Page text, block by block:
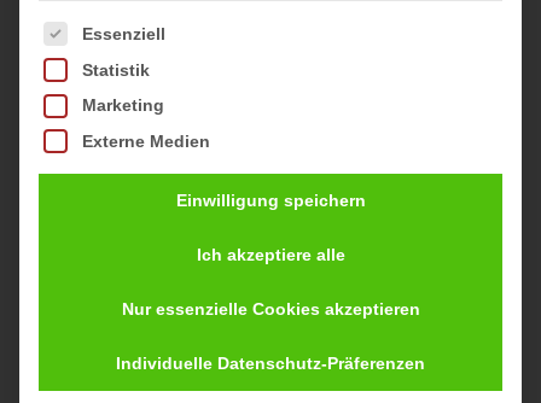
Newsletter abonnieren und 5€
Angebote direkt in Dein E-Mail-Postfach.
Nach der Anmeldung zum Newsletter erhältst
Du von uns Deinen Gutscheincode für 5 €
Informationen dazu, wie Bella Home
Es folgt eine Liste der Service-Gruppen, für die eine
Essenziell
Statistik
Marketing
Externe Medien
Einwilligung speichern
Ich akzeptiere alle
Nur essenzielle Cookies akzeptieren
Individuelle Datenschutz-Präferenzen